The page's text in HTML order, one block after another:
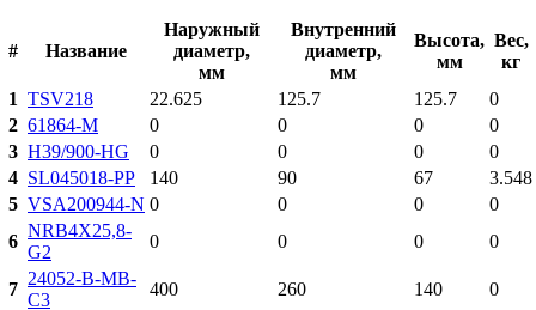
# Название
Наружный
диаметр,
мм
Внутренний
диаметр,
мм
Высота,
мм
Вес,
кг
1 TSV218 22.625 125.7 125.7
0
2 61864-M 0 0 0
0
3 H39/900-HG 0 0 0
0
4 SL045018-PP 140 90 67
3.548
5 VSA200944-N 0 0 0
0
6
NRB4X25,8-
G2
0 0 0 0
7
24052-B-MB-
C3
400 260 140 0